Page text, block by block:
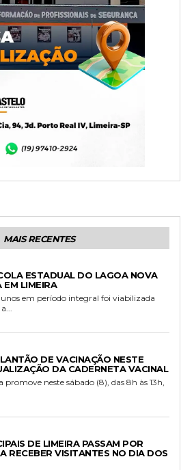
MAIS RECENTES
ESTADUAL DO LAGOA NOVA
EM LIMEIRA
em período integral foi viabilizada
DE VACINAÇÃO NESTE
DA CADERNETA VACINAL
neste sábado (8), das 8h às 13h,
DE LIMEIRA PASSAM POR
RECEBER VISITANTES NO DIA DOS